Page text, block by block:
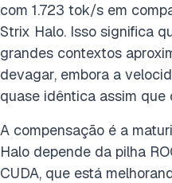
com 1.723 tok/s em
Strix Halo. Isso significa
grandes contextos
devagar, embora a
quase idêntica assim que
A compensação é a
Halo depende da pilha
CUDA, que está